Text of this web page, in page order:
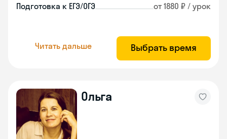
Подготовка к ЕГЭ/ОГЭ от 1880 ₽ / урок
Читать дальше Выбрать время
Ольга